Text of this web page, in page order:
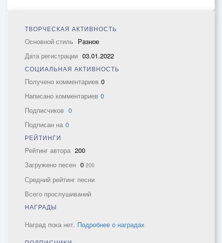
ТВОРЧЕСКАЯ АКТИВНОСТЬ
Основной стиль Разное
Дата регистрации 03.01.2022
СОЦИАЛЬНАЯ АКТИВНОСТЬ
Получено комментариев 0
Написано комментариев 0
Подписчиков 0
Подписан на 0
РЕЙТИНГИ
Рейтинг автора 200
Загружено песен 0 200
Средний рейтинг песни
Всего прослушиваний
НАГРАДЫ
Наград пока нет. Подробнее о наградах